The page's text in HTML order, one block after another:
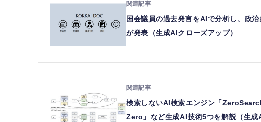
国会議員の過去発言をAIで分析し、政
が発表（生成AIクローズアップ）
検索しないAI検索エンジン「
Zero」など生成AI技術5つを解説（生成